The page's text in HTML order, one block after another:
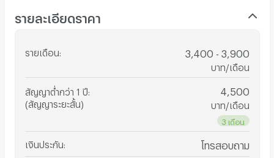
รายละเอียดราคา
รายเดือน 3,400 - 3,900
บาท/เดือน
สัญญาต่ำกว่า 1 ปี
(สัญญาระยะสั้น)
4,500
บาท/เดือน
3 เดือน
เงินประกัน โทรสอบถาม